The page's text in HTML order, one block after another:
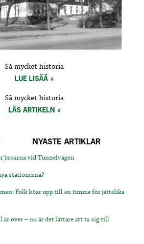
Så mycket historia
LUE LISÄÄ
Så mycket historia
LÄS ARTIKELN
NYASTE ARTIKLAR
broarna vid Tunnelvägen
stationerna?
Folk köar upp till en timme för jättelika
är över – nu är det lättare att ta sig till